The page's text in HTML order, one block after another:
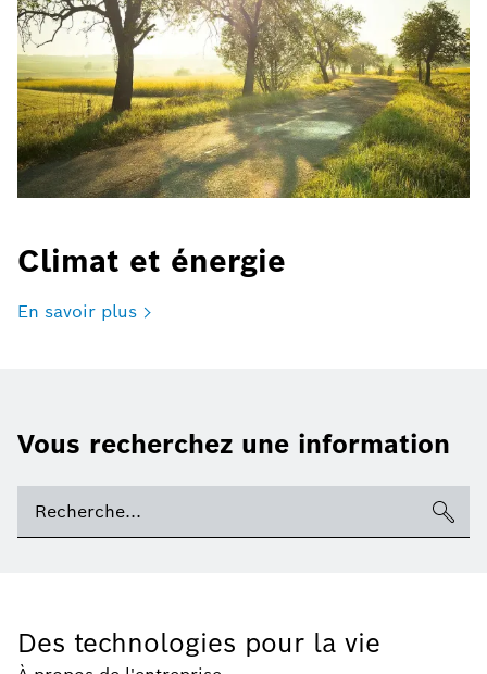
Climat et énergie
En savoir plus
Vous recherchez une information
Des technologies pour la vie